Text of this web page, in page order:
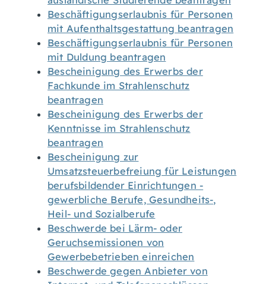
Beschäftigungserlaubnis für Personen
mit Aufenthaltsgestattung beantragen
Beschäftigungserlaubnis für Personen
mit Duldung beantragen
Bescheinigung des Erwerbs der
Fachkunde im Strahlenschutz
beantragen
Bescheinigung des Erwerbs der
Kenntnisse im Strahlenschutz
beantragen
Bescheinigung zur
Umsatzsteuerbefreiung für Leistungen
berufsbildender Einrichtungen -
gewerbliche Berufe, Gesundheits-,
Heil- und Sozialberufe
Beschwerde bei Lärm- oder
Geruchsemissionen von
Gewerbebetrieben einreichen
Beschwerde gegen Anbieter von